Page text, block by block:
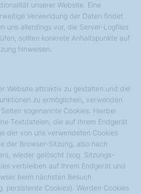
unserer Website. Eine
Verwendung der Daten findet
uns allerdings vor, die Server-Logfiles
sollten konkrete Anhaltspunkte auf
hinweisen.
Website attraktiv zu gestalten und die
zu ermöglichen, verwenden
sogenannte Cookies. Hierbei
Textdateien, die auf Ihrem Endgerät
der von uns verwendeten Cookies
der Browser-Sitzung, also nach
wieder gelöscht (sog. Sitzungs-
verbleiben auf Ihrem Endgerät und
beim nächsten Besuch
persistente Cookies). Werden Cookies